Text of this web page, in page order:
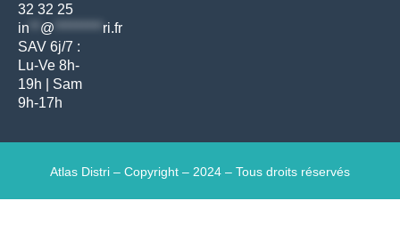
32 32 25
in
@ ********* ri.fr
SAV 6j/7 :
Lu-Ve 8h-
19h | Sam
9h-17h
Atlas Distri – Copyright – 2024 – Tous droits réservés